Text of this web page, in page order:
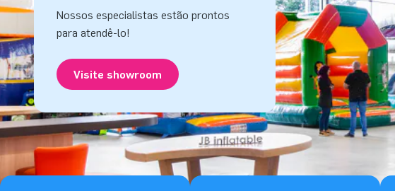
Nossos especialistas estão prontos
para atendê-lo!
Visite showroom